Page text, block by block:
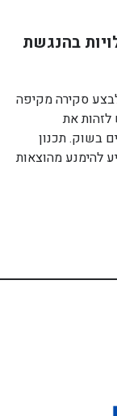
בהנגשת
סקירה מקיפה
את
בשוק. תכנון
להימנע מהוצאות